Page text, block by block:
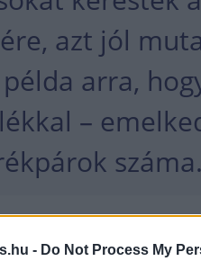
- Do Not Process My
azt jól
arra,
–
száma.
– igaz itt csak két